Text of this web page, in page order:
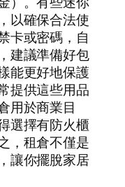
以確保合法使
卡或密碼，自
建議準備好包
能更好地保護
提供這些用品
用於商業目
選擇有防火櫃
，租倉不僅是
讓你擺脫家居